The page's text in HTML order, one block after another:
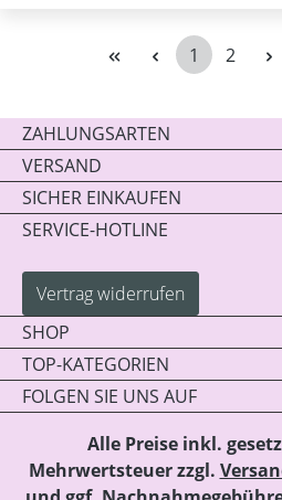
Seite
1 Seite
2
ZAHLUNGSARTEN
VERSAND
SICHER EINKAUFEN
SERVICE-HOTLINE
Vertrag widerrufen
SHOP
TOP-KATEGORIEN
FOLGEN SIE UNS AUF
Alle Preise inkl.
Mehrwertsteuer zzgl.